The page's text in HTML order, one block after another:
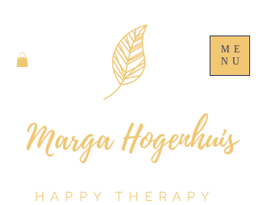
ME
NU
HAPPY THERAPY